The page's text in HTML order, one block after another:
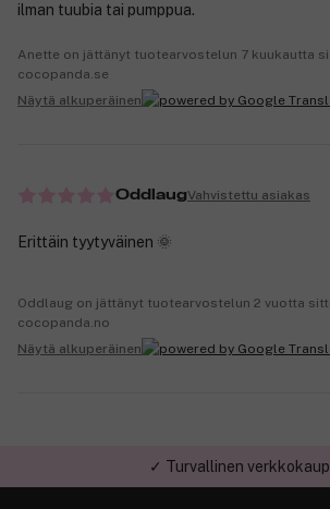
ilman tuubia tai pumppua.
Anette on jättänyt tuotearvostelun 7 kuukautta
cocopanda.se
Näytä alkuperäinen
OddlaugVahvistettu asiakas
Erittäin tyytyväinen 🌞
Oddlaug on jättänyt tuotearvostelun 2 vuotta
cocopanda.no
Näytä alkuperäinen
✓ Turvallinen